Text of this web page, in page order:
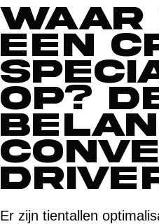
een
op?
Er zijn tientallen